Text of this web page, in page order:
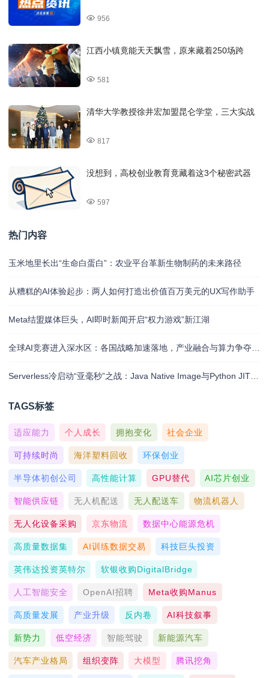
956
江西小镇竟能天天飘雪，原来藏着250场跨
581
清华大学教授徐井宏加盟昆仑学堂，三大实战
817
没想到，高校创业教育竟藏着这3个秘密武器
597
热门内容
玉米地里长出“生命白蛋白”：农业平台革新生物制药的未来路径
从糟糕的AI体验起步：两人如何打造出价值百万美元的UX写作助手
Meta结盟媒体巨头，AI即时新闻开启“权力游戏”新江湖
TAGS标签
适应能力 个人成长 拥抱变化 社会企业
可持续时尚 海洋塑料回收 环保创业
半导体初创公司 高性能计算 GPU替代 AI芯片创业
智能供应链 无人机配送 无人配送车 物流机器人
无人化设备采购 京东物流 数据中心能源危机
高质量数据集 AI训练数据交易 科技巨头投资
英伟达投资英特尔 软银收购DigitalBridge
人工智能安全 OpenAI招聘 Meta收购Manus
高质量发展 产业升级 反内卷 AI科技叙事
新势力 低空经济 智能驾驶 新能源汽车
汽车产业格局 组织变阵 大模型 腾讯挖角